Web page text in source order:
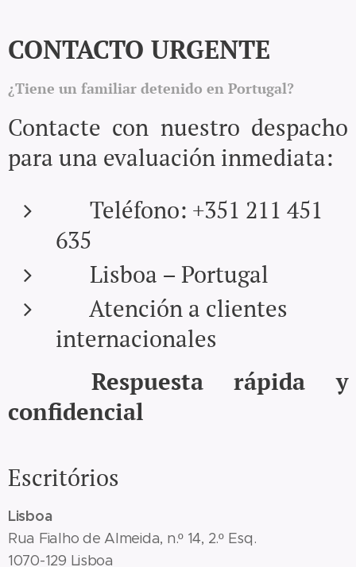
CONTACTO URGENTE
¿Tiene un familiar detenido en Portugal?
Contacte con nuestro despacho
para una evaluación inmediata:
📞 Teléfono: +351 211 451
635
📍 Lisboa – Portugal
🌐 Atención a clientes
internacionales
Respuesta rápida y
confidencial
Escritórios
Lisboa
Rua Fialho de Almeida, n.º 14, 2.º Esq.
1070-129 Lisboa